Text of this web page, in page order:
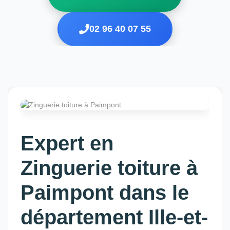
02 96 40 07 55
Expert en
Zinguerie toiture à
Paimpont dans le
département Ille-et-